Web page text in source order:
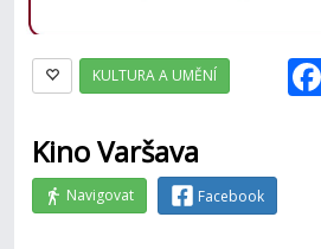
KULTURA A UMĚNÍ
Kino Varšava
Navigovat Facebook